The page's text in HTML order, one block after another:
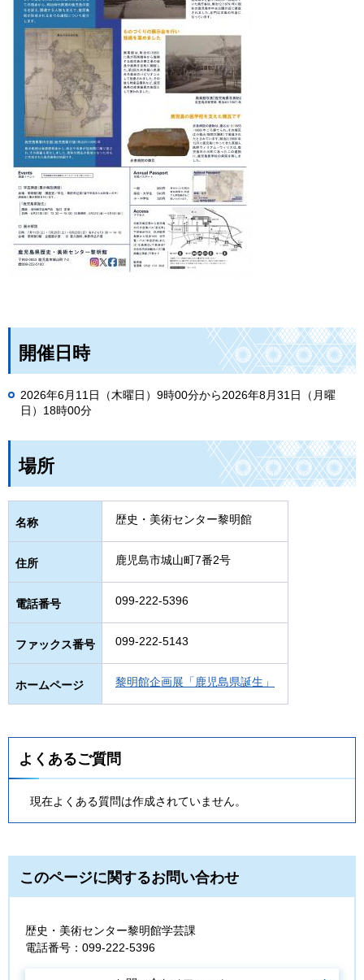
開催日時
2026年6月11日（木曜日）9時00分から2026年8月31日（月曜
日）18時00分
場所
名称 歴史・美術センター黎明館
住所 鹿児島市城山町7番2号
電話番号 099-222-5396
ファックス番号 099-222-5143
ホームページ 黎明館企画展「鹿児島県誕生」
よくあるご質問
現在よくある質問は作成されていません。
このページに関するお問い合わせ
歴史・美術センター黎明館学芸課
電話番号：099-222-5396